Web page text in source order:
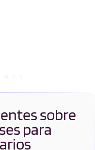
sobre
para